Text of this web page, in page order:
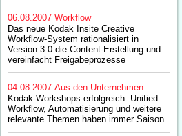
06.08.2007 Workflow
Das neue Kodak Insite Creative
Workflow-System rationalisiert in
Version 3.0 die Content-Erstellung und
vereinfacht Freigabeprozesse
04.08.2007 Aus den Unternehmen
Kodak-Workshops erfolgreich: Unified
Workflow, Automatisierung und weitere
relevante Themen haben immer Saison